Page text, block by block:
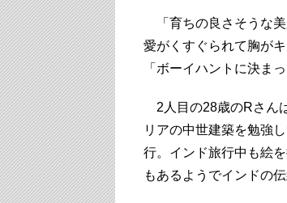
「育ちの良さそうな美
愛がくすぐられて胸が
「ボーイハントに決ま
2人目の28歳のRさん
リアの中世建築を勉強
行。インド旅行中も絵
もあるようでインドの